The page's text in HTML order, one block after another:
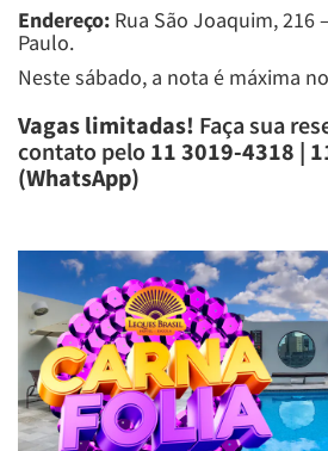
Endereço: Rua São Joaquim, 216
Paulo.
Neste sábado, a nota é máxima
Vagas limitadas! Faça sua
contato pelo 11 3019-4318 |
(WhatsApp)